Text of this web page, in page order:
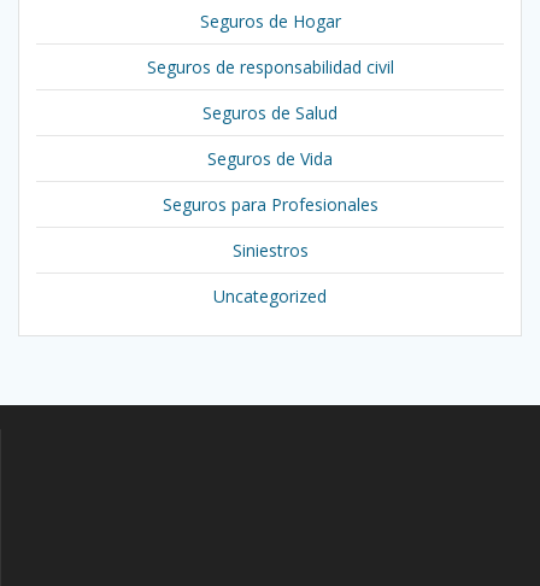
Seguros de Hogar
Seguros de responsabilidad civil
Seguros de Salud
Seguros de Vida
Seguros para Profesionales
Siniestros
Uncategorized